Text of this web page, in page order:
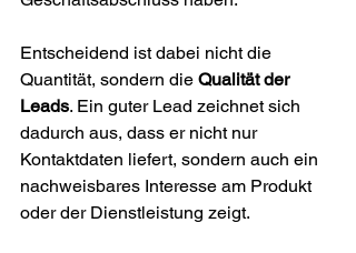
Entscheidend ist dabei nicht die
Quantität, sondern die Qualität der
Leads. Ein guter Lead zeichnet sich
dadurch aus, dass er nicht nur
Kontaktdaten liefert, sondern auch ein
nachweisbares Interesse am Produkt
oder der Dienstleistung zeigt.